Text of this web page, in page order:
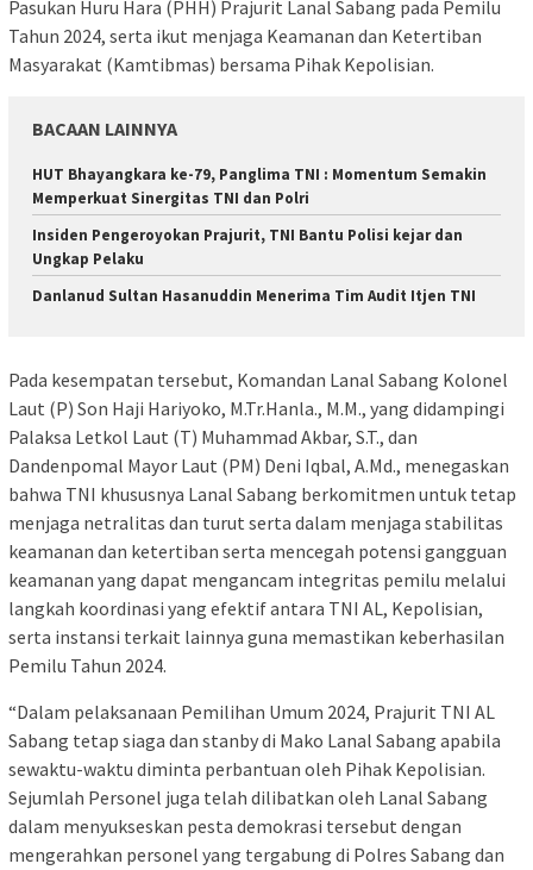
Pasukan Huru Hara (PHH) Prajurit Lanal Sabang pada Pemilu
Tahun 2024, serta ikut menjaga Keamanan dan Ketertiban
Masyarakat (Kamtibmas) bersama Pihak Kepolisian.
BACAAN LAINNYA
HUT Bhayangkara ke-79, Panglima TNI : Momentum Semakin
Memperkuat Sinergitas TNI dan Polri
Insiden Pengeroyokan Prajurit, TNI Bantu Polisi kejar dan
Ungkap Pelaku
Danlanud Sultan Hasanuddin Menerima Tim Audit Itjen TNI
Pada kesempatan tersebut, Komandan Lanal Sabang Kolonel
Laut (P) Son Haji Hariyoko, M.Tr.Hanla., M.M., yang didampingi
Palaksa Letkol Laut (T) Muhammad Akbar, S.T., dan
Dandenpomal Mayor Laut (PM) Deni Iqbal, A.Md., menegaskan
bahwa TNI khususnya Lanal Sabang berkomitmen untuk tetap
menjaga netralitas dan turut serta dalam menjaga stabilitas
keamanan dan ketertiban serta mencegah potensi gangguan
keamanan yang dapat mengancam integritas pemilu melalui
langkah koordinasi yang efektif antara TNI AL, Kepolisian,
serta instansi terkait lainnya guna memastikan keberhasilan
Pemilu Tahun 2024.
“Dalam pelaksanaan Pemilihan Umum 2024, Prajurit TNI AL
Sabang tetap siaga dan stanby di Mako Lanal Sabang apabila
sewaktu-waktu diminta perbantuan oleh Pihak Kepolisian.
Sejumlah Personel juga telah dilibatkan oleh Lanal Sabang
dalam menyukseskan pesta demokrasi tersebut dengan
mengerahkan personel yang tergabung di Polres Sabang dan